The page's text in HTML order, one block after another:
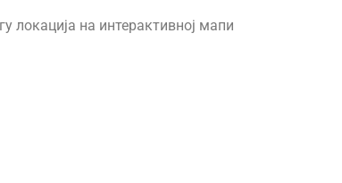
локација на интерактивној мапи